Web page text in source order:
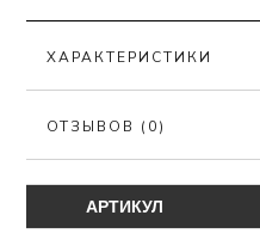
ХАРАКТЕРИСТИКИ
ОТЗЫВОВ (0)
АРТИКУЛ